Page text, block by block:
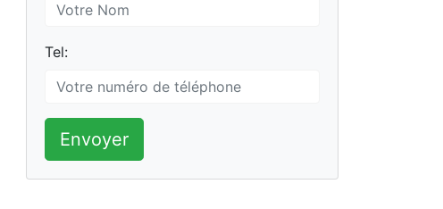
Tel:
Envoyer